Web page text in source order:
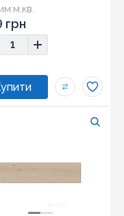
м.кв.
14,7x89
грн